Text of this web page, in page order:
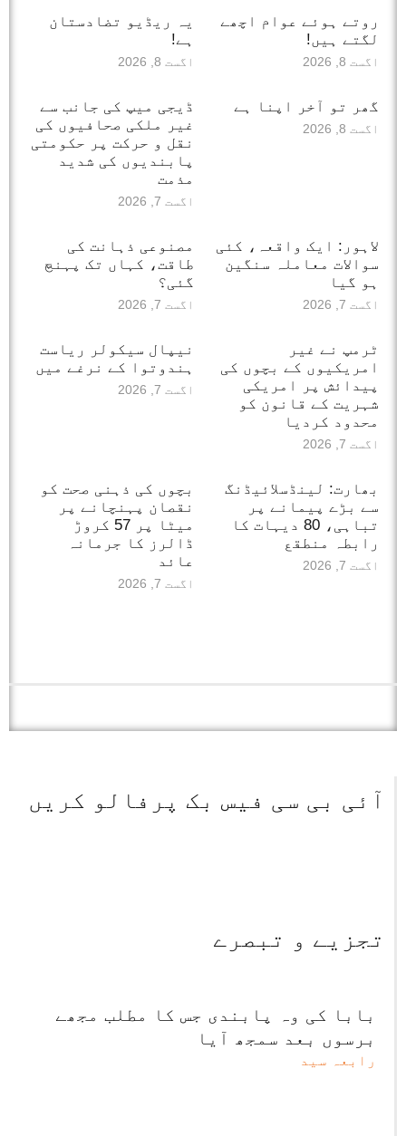
روتے ہوئے عوام اچھے
لگتے ہیں!
اگست 8, 2026
یہ ریڈیو تضادستان
ہے!
اگست 8, 2026
گھر تو آخر اپنا ہے
اگست 8, 2026
ڈیجی میپ کی جانب سے
غیر ملکی صحافیوں کی
نقل و حرکت پر حکومتی
پابندیوں کی شدید
مذمت
اگست 7, 2026
لاہور: ایک واقعہ، کئی
سوالات معاملہ سنگین
ہو گیا
اگست 7, 2026
مصنوعی ذہانت کی
طاقت، کہاں تک پہنچ
گئی؟
اگست 7, 2026
ٹرمپ نے غیر
امریکیوں کے بچوں کی
پیدائش پر امریکی
شہریت کے قانون کو
محدود کردیا
اگست 7, 2026
نیپال سیکولر ریاست
ہندوتوا کے نرغے میں
اگست 7, 2026
بھارت: لینڈسلائیڈنگ
سے بڑے پیمانے پر
تباہی، 80 دیہات کا
رابطہ منطقع
اگست 7, 2026
بچوں کی ذہنی صحت کو
نقصان پہنچانے پر
میٹا پر 57 کروڑ
ڈالرز کا جرمانہ
عائد
اگست 7, 2026
آئی بی سی فیس بک پرفالو کریں
تجزیے و تبصرے
بابا کی وہ پابندی جس کا مطلب مجھے
برسوں بعد سمجھ آیا
رابعہ سید